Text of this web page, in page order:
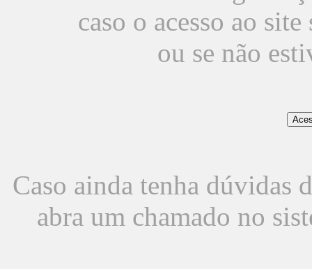
caso o acesso ao
ou se não
Caso ainda tenha dúvidas
abra um chamado no